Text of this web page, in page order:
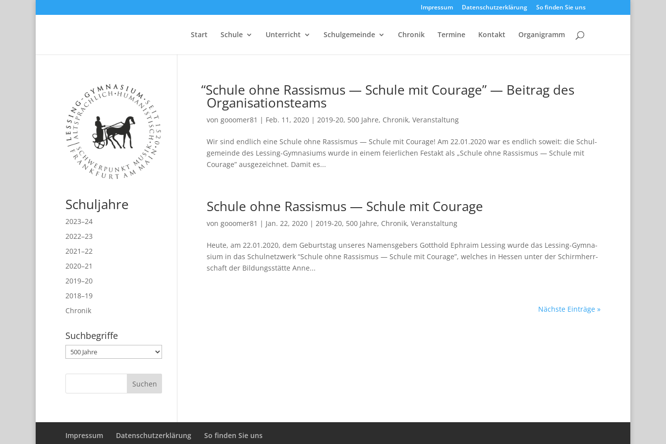
Impressum Datenschutzerklärung So finden Sie uns
Start Schule Unterricht Schulgemeinde Chronik Termine Kontakt Organigramm
“Schule ohne Rassismus — Schule mit Courage” — Beitrag des
Organisationsteams
von gooomer81 | Feb. 11, 2020| 2019-20, 500 Jahre, Chronik, Veranstaltung
Wir sind endlich eine Schule ohne Rassismus — Schule mit Courage! Am 22.01.2020 war es end­lich soweit: die Schul­
ge­meinde des Les­sing-Gym­na­si­ums wurde in einem fei­er­li­chen Fest­akt als „Schule ohne Ras­sis­mus — Schule mit
Cou­rage” aus­ge­zeich­net. Damit es...
Schule ohne Rassismus — Schule mit Courage
von gooomer81 | Jan. 22, 2020| 2019-20, 500 Jahre, Chronik, Veranstaltung
Heute, am 22.01.2020, dem Geburts­tag unse­res Namens­ge­bers Gott­hold Ephraim Les­sing wurde das Les­sing-Gym­na­
sium in das Schul­netz­werk “Schule ohne Ras­sis­mus — Schule mit Cou­rage”, wel­ches in Hes­sen unter der Schirm­herr­
schaft der Bil­dungs­stätte Anne...
Nächste Einträge »
Schuljahre
2023–24
2022–23
2021–22
2020–21
2019–20
2018–19
Chronik
Suchbegriffe
Suchbegriffe
Impressum Datenschutzerklärung So finden Sie uns